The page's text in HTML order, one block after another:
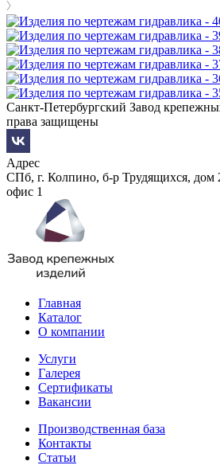
Санкт-Петербургский Завод
права защищены
Адрес
СПб, г. Колпино, б-р Трудящихся,
офис 1
Главная
Каталог
О компании
Услуги
Галерея
Сертификаты
Вакансии
Производственная база
Контакты
Статьи